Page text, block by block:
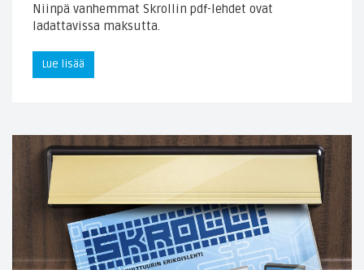
Niinpä vanhemmat Skrollin pdf-lehdet ovat
ladattavissa maksutta.
Lue lisää